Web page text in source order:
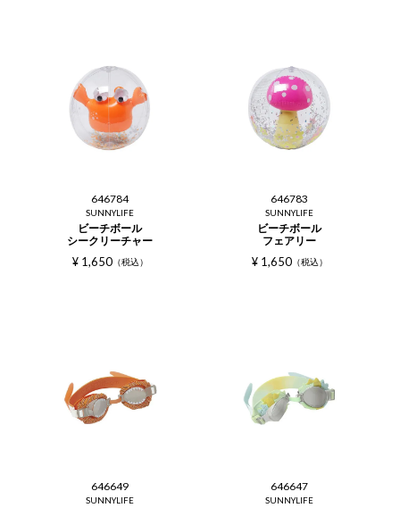
646784
SUNNYLIFE
ビーチボール
シークリーチャー
¥ 1,650 税込
646783
SUNNYLIFE
ビーチボール
フェアリー
¥ 1,650 税込
646649
SUNNYLIFE
646647
SUNNYLIFE